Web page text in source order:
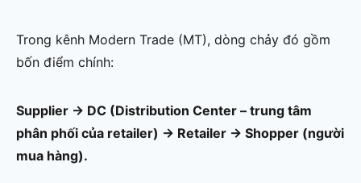
Trong kênh Modern Trade (MT), dòng chảy đó gồm
bốn điểm chính:
Supplier → DC (Distribution Center – trung tâm
phân phối của retailer) → Retailer → Shopper (người
mua hàng).